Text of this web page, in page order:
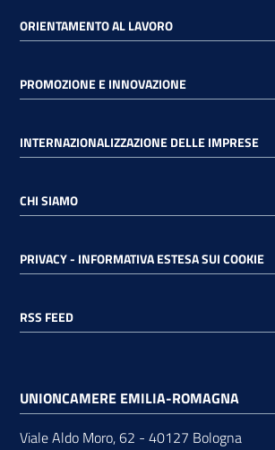
RSS
su
ORIENTAMENTO AL LAVORO
PROMOZIONE E INNOVAZIONE
INTERNAZIONALIZZAZIONE DELLE IMPRESE
CHI SIAMO
PRIVACY - INFORMATIVA ESTESA SUI COOKIE
RSS FEED
UNIONCAMERE EMILIA-ROMAGNA
Viale Aldo Moro, 62 - 40127 Bologna